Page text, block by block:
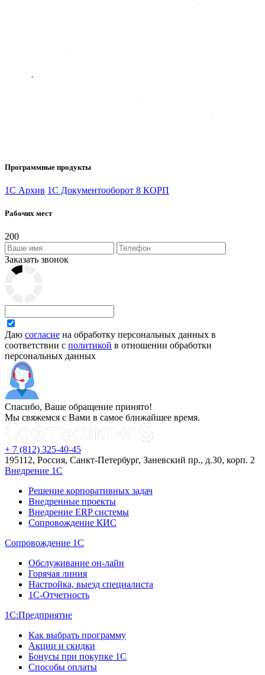
Программные продукты
1С Архив 1C Документооборот 8 КОРП
Рабочих мест
200
Заказать звонок
Даю согласие на обработку персональных данных в
соответствии с политикой в отношении обработки
персональных данных
Спасибо, Ваше обращение принято!
Мы свяжемся с Вами в самое ближайшее время.
+ 7 (812) 325-40-45
195112, Россия, Санкт-Петербург, Заневский пр., д.30, корп. 2
Внедрение 1С
Решение корпоративных задач
Внедренные проекты
Внедрение ERP системы
Сопровождение КИС
Сопровождение 1С
Обслуживание он-лайн
Горячая линия
Настройка, выезд специалиста
1С-Отчетность
1С:Предприятие
Как выбрать программу
Акции и скидки
Бонусы при покупке 1С
Способы оплаты